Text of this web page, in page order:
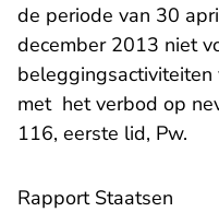
de periode van 30
december 2013 niet
beleggingsactiviteiten
met het verbod op
116, eerste lid, Pw.
Rapport Staatsen